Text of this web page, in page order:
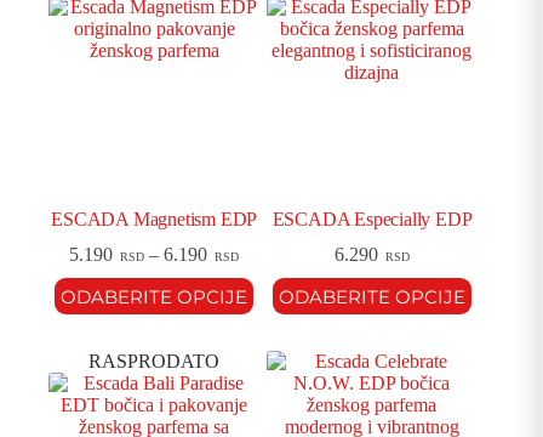
ESCADA Magnetism EDP
5.190 RSD – 6.190 RSD
ODABERITE OPCIJE
ESCADA Especially EDP
6.290 RSD
ODABERITE OPCIJE
RASPRODATO